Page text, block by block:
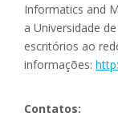
Informatics and
a Universidade
escritórios ao
informações:
Contatos: